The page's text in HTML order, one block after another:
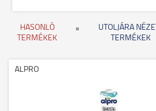
HASONLÓ
TERMÉKEK
UTOLJÁRA
TERMÉKEK
ALPRO